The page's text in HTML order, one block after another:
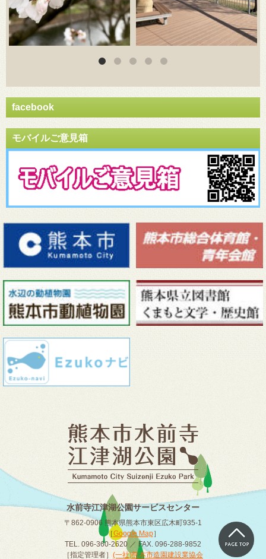
facebook
モバイルご意見箱
水前寺江津湖公園サービスセンター
〒862-0906 熊本県熊本市東区広木町935-1
［Google Map］
TEL. 096-360-2620 ／ FAX. 096-288-9852
［指定管理者］ (一社)熊本市造園建設業協会